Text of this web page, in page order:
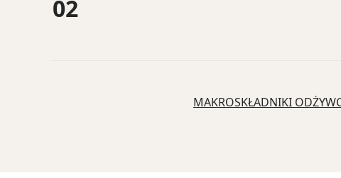
02
MAKROSKŁADNIKI